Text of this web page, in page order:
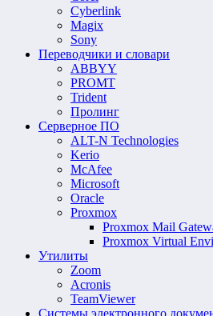
Cyberlink
Magix
Sony
Переводчики и словари
ABBYY
PROMT
Trident
Пролинг
Серверное ПО
ALT-N Technologies
Kerio
McAfee
Microsoft
Oracle
Proxmox
Proxmox Mail
Proxmox Virtual
Утилиты
Zoom
Acronis
TeamViewer
Системы электронного